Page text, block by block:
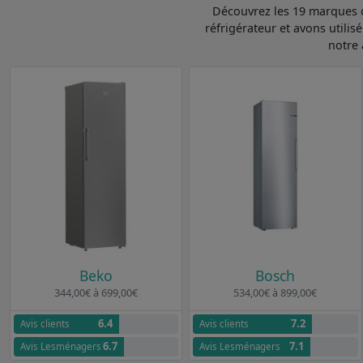
Découvrez les 19
réfrigérateur et avons
notre
Beko
344,00€ à 699,00€
Avis clients 6.4
Avis Lesménagers 6.7
Bosch
534,00€ à 899,00€
Avis clients 7.2
Avis Lesménagers 7.1